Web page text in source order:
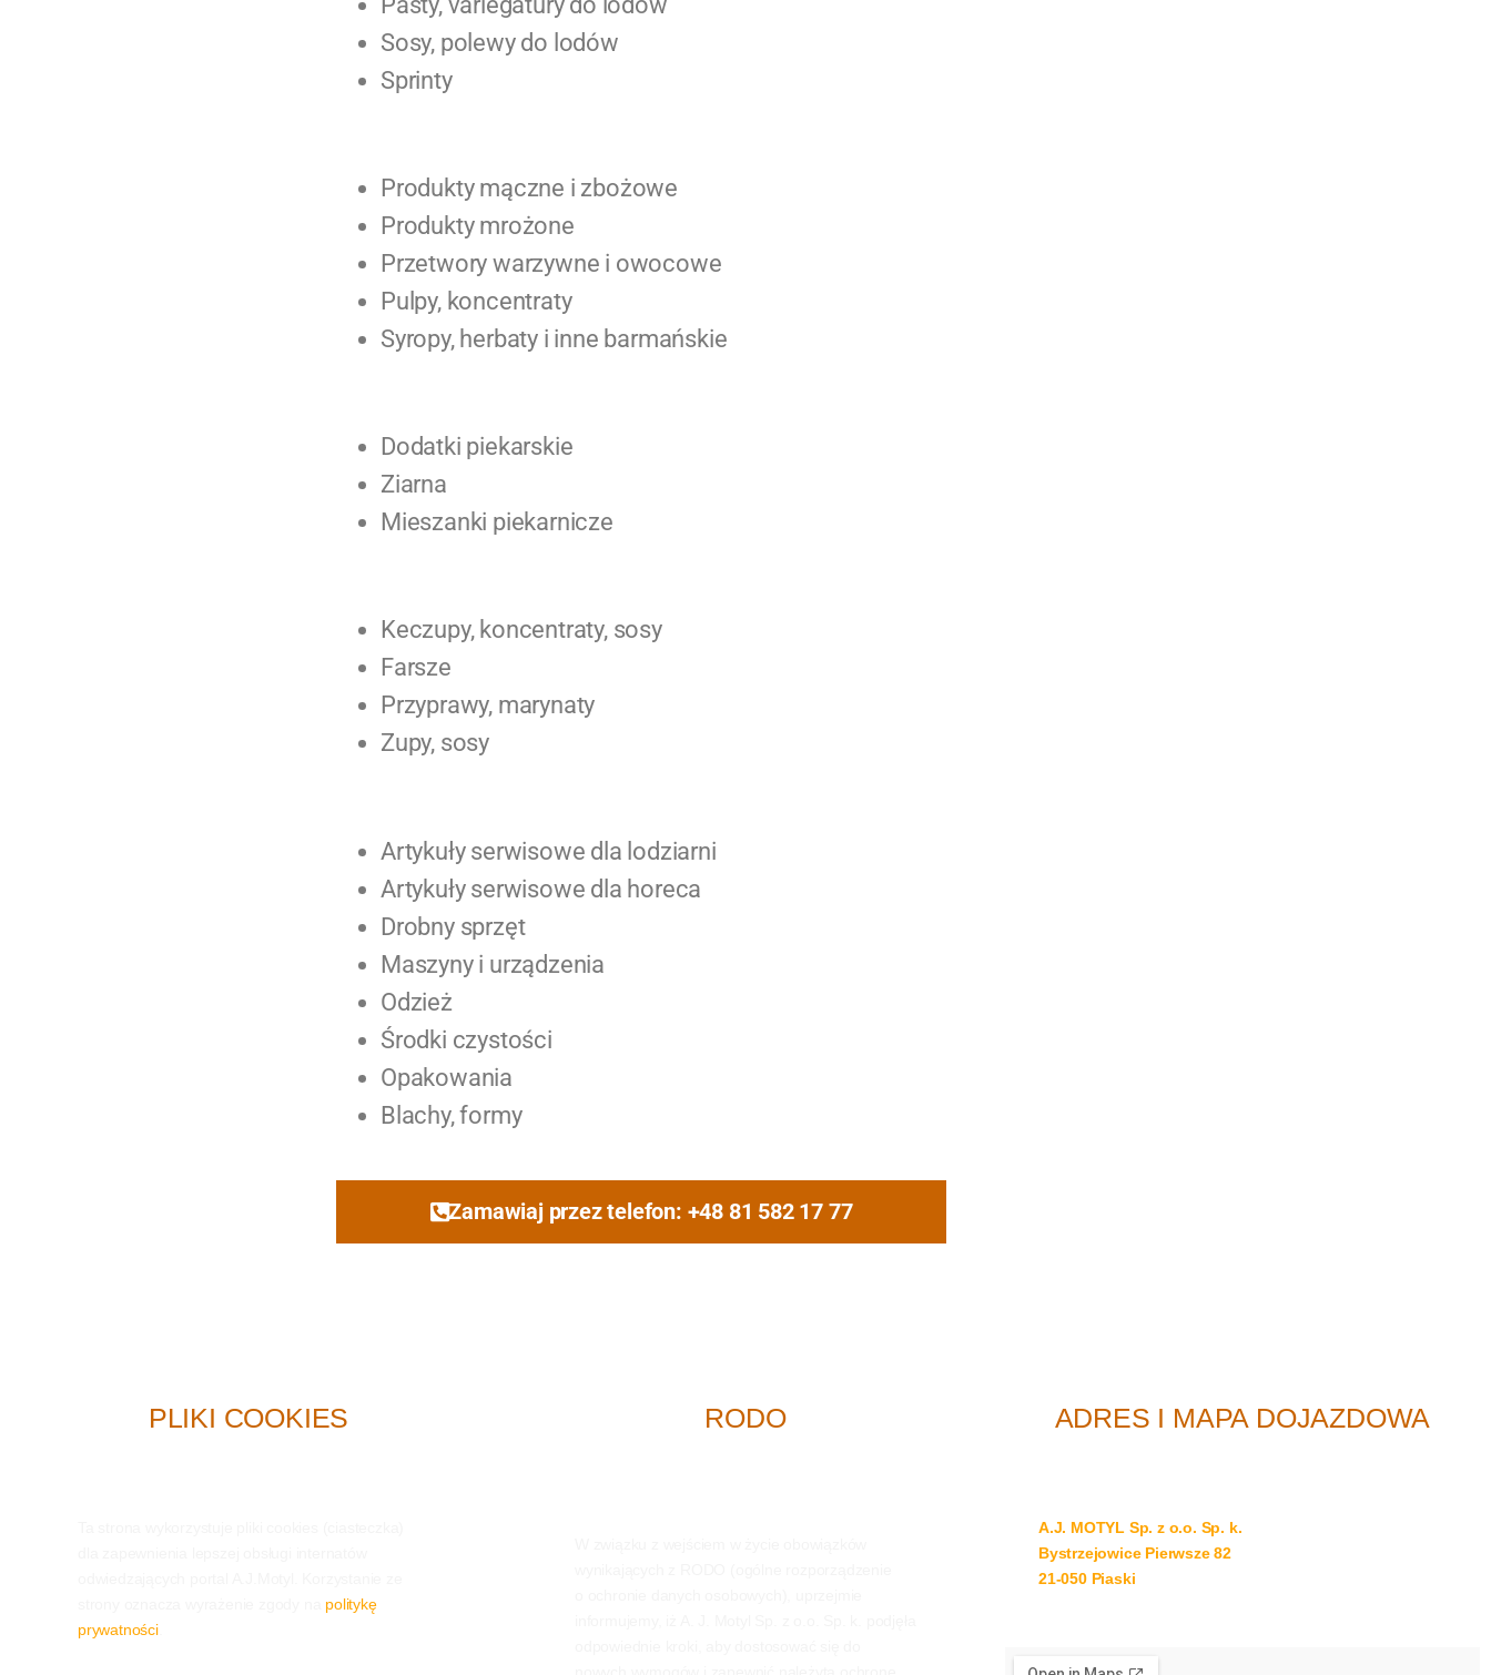
Sosy, polewy do lodów
Sprinty
Produkty mączne i zbożowe
Produkty mrożone
Przetwory warzywne i owocowe
Pulpy, koncentraty
Syropy, herbaty i inne barmańskie
Dodatki piekarskie
Ziarna
Mieszanki piekarnicze
Keczupy, koncentraty, sosy
Farsze
Przyprawy, marynaty
Zupy, sosy
Artykuły serwisowe dla lodziarni
Artykuły serwisowe dla horeca
Drobny sprzęt
Maszyny i urządzenia
Odzież
Środki czystości
Opakowania
Blachy, formy
Zamawiaj przez telefon: +48 81 582 17 77
PLIKI COOKIES
politykę
prywatności.
RODO ADRES I MAPA DOJAZDOWA
A.J. MOTYL Sp. z o.o. Sp. k.
Bystrzejowice Pierwsze 82
21-050 Piaski